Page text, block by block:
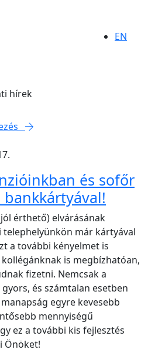
EN
hírek
és sofőr
érthető) elvárásának
már kártyával
a további kényelmet is
is megbízhatóan,
fizetni. Nemcsak a
és számtalan esetben
egyre kevesebb
mennyiségű
ez a további kis fejlesztés
Önöket!